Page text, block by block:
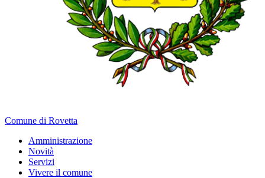
Comune di Rovetta
Amministrazione
Novità
Servizi
Vivere il comune